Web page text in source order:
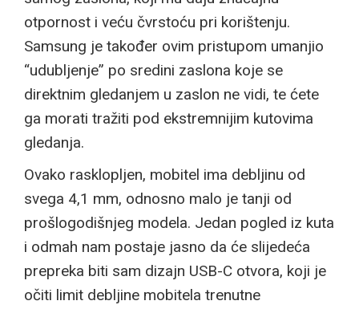
otpornost i veću čvrstoću pri korištenju.
Samsung je također ovim pristupom umanjio
“udubljenje” po sredini zaslona koje se
direktnim gledanjem u zaslon ne vidi, te ćete
ga morati tražiti pod ekstremnijim kutovima
gledanja.
Ovako rasklopljen, mobitel ima debljinu od
svega 4,1 mm, odnosno malo je tanji od
prošlogodišnjeg modela. Jedan pogled iz kuta
i odmah nam postaje jasno da će slijedeća
prepreka biti sam dizajn USB-C otvora, koji je
očiti limit debljine mobitela trenutne